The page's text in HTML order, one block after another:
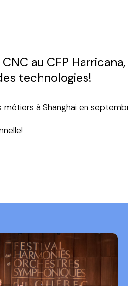
au CFP
technologies!
métiers à Shanghai en